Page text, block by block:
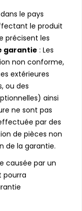
le pays
le produit
précisent les
garantie : Les
non conforme,
extérieures
ou des
ainsi
ne sont pas
par des
de pièces non
de la garantie.
causée par un
pourra